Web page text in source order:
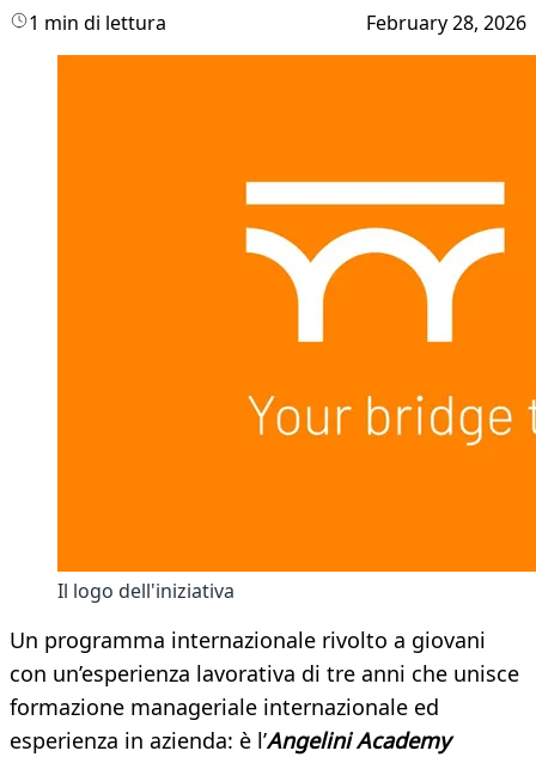
1 min di lettura February 28, 2026
Il logo dell'iniziativa
Un programma internazionale rivolto a giovani
con un’esperienza lavorativa di tre anni che unisce
formazione manageriale internazionale ed
esperienza in azienda: è l’Angelini Academy